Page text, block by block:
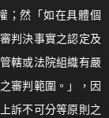
；然「如在具體個
判決事實之認定及
轄或法院組織有嚴
審判範圍。」，因
訴不可分等原則之